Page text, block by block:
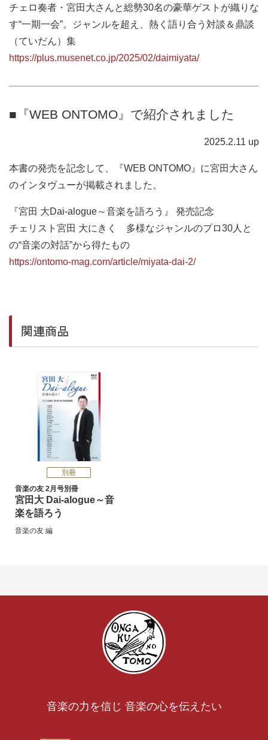
チェロ奏者・宮田大さんと総勢30名の豪華ゲストが織りな
す“一期一会”。ジャンルを超え、熱く語り合う対談＆鼎談
（ていだん）集
https://plus.musenet.co.jp/2025/02/daimiyata/
■『WEB ONTOMO』で紹介されました
2025.2.11 up
本書の発売を記念して、『WEB ONTOMO』に宮田大さん
のインタヴューが掲載されました。
『宮田 大Dai-alogue～音楽を語ろう』 発売記念
チェリスト宮田 大にきく 多様なジャンルのプロ30人と
の“音楽の対話”から得たもの
https://ontomo-mag.com/article/miyata-dai-2/
関連商品
別冊
音楽の友 2月号別冊
宮田大 Dai-alogue～音
楽を語ろう
音楽の友 編
音楽の力を信じ 音楽の心を伝えたい